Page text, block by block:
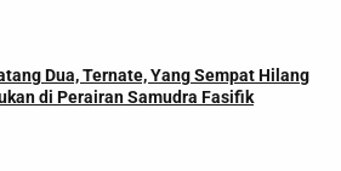
Dua, Ternate, Yang Sempat Hilang
di Perairan Samudra Fasifik